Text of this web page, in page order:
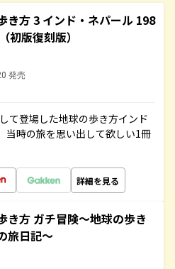
き方 3 インド・ネパール 198
初版復刻版）
発売
て登場した地球の歩き方インド
時の旅を思い出して欲しい1冊
詳細を見る
き方 ガチ冒険～地球の歩き
旅日記～